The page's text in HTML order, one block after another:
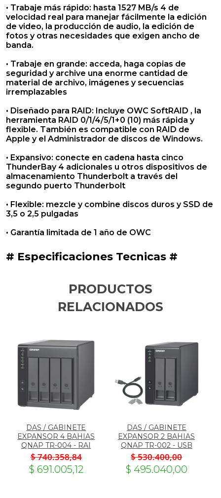
• Trabaje más rápido: hasta 1527 MB/s 4 de
velocidad real para manejar fácilmente la edición
de video, la producción de audio, la edición de
fotos y otras necesidades que exigen ancho de
banda.
• Trabaje en grande: acceda, haga copias de
seguridad y archive una enorme cantidad de
material de archivo, imágenes y secuencias
irremplazables
• Diseñado para RAID: Incluye OWC SoftRAID , la
herramienta RAID 0/1/4/5/1+0 (10) más rápida y
flexible. También es compatible con RAID de
Apple y el Administrador de discos de Windows.
• Expansivo: conecte en cadena hasta cinco
ThunderBay 4 adicionales u otros dispositivos de
almacenamiento Thunderbolt a través del
segundo puerto Thunderbolt
• Flexible: mezcle y combine discos duros y SSD de
3,5 o 2,5 pulgadas
• Garantía limitada de 1 año de OWC
# Especificaciones Tecnicas #
PRODUCTOS
RELACIONADOS
DAS / GABINETE
EXPANSOR 4 BAHIAS
QNAP TR-004 - RAI
$ 740.358,84
$ 691.005,12
DAS / GABINETE
EXPANSOR 2 BAHIAS
QNAP TR-002 - USB
$ 530.400,00
$ 495.040,00